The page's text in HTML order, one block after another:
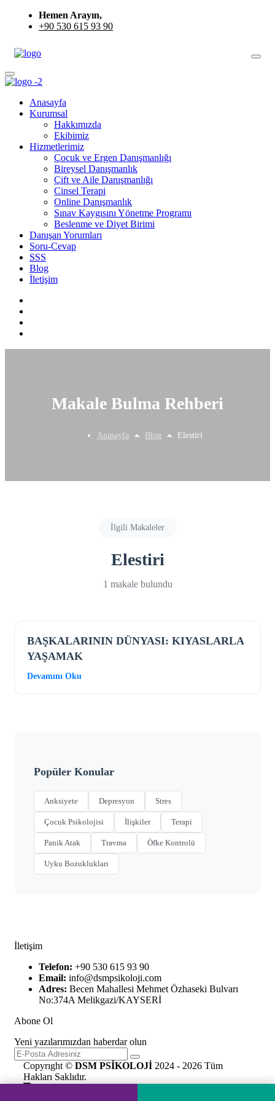
Hemen Arayın,
+90 530 615 93 90
Anasayfa
Kurumsal
Hakkımızda
Ekibimiz
Hizmetlerimiz
Çocuk ve Ergen Danışmanlığı
Bireysel Danışmanlık
Çift ve Aile Danışmanlığı
Cinsel Terapi
Online Danışmanlık
Sınav Kaygısını Yönetme Programı
Beslenme ve Diyet Birimi
Danışan Yorumları
Soru-Cevap
SSS
Blog
İletişim
Makale Bulma Rehberi
Anasayfa Blog Elestiri
İlgili Makaleler
Elestiri
1 makale bulundu
BAŞKALARININ DÜNYASI: KIYASLARLA
YAŞAMAK
Devamını Oku
Popüler Konular
Anksiyete Depresyon Stres
Çocuk Psikolojisi İlişkiler Terapi
Panik Atak Travma Öfke Kontrolü
Uyku Bozuklukları
İletişim
Telefon: +90 530 615 93 90
Email: info@dsmpsikoloji.com
Adres: Becen Mahallesi Mehmet Özhaseki Bulvarı
No:374A Melikgazi/KAYSERİ
Abone Ol
Yeni yazılarımızdan haberdar olun
Copyrıght © DSM PSİKOLOJİ 2024 - 2026 Tüm
Hakları Saklıdır.